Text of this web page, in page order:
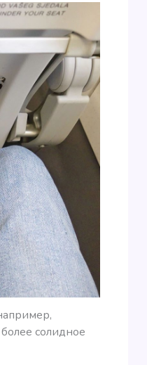
солидное